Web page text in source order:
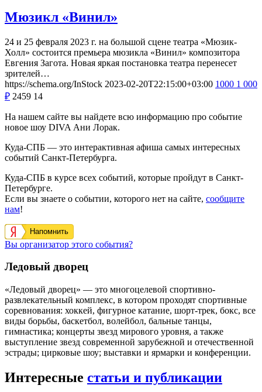
Мюзикл «Винил»
24 и 25 февраля 2023 г. на большой сцене театра «Мюзик-
Холл» состоится премьера мюзикла «Винил» композитора
Евгения Загота. Новая яркая постановка театра перенесет
зрителей…
https://schema.org/InStock 2023-02-20T22:15:00+03:00 1000 1 000
₽ 2459 14
На нашем сайте вы найдете всю информацию про событие
новое шоу DIVA Ани Лорак.
Куда-СПБ — это интерактивная афиша самых интересных
событий Санкт-Петербурга.
Куда-СПБ в курсе всех событий, которые пройдут в Санкт-
Петербурге.
Если вы знаете о событии, которого нет на сайте, сообщите
нам!
Напомнить
Вы организатор этого события?
Ледовый дворец
«Ледовый дворец» — это многоцелевой спортивно-
развлекательный комплекс, в котором проходят спортивные
соревнования: хоккей, фигурное катание, шорт-трек, бокс, все
виды борьбы, баскетбол, волейбол, бальные танцы,
гимнастика; концерты звезд мирового уровня, а также
выступление звезд современной зарубежной и отечественной
эстрады; цирковые шоу; выставки и ярмарки и конференции.
Интересные статьи и публикации